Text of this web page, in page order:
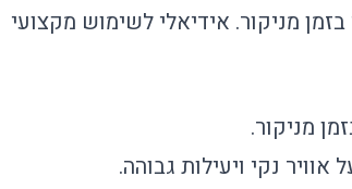
מניקור. אידיאלי לשימוש מקצועי
מניקור.
נקי ויעילות גבוהה.